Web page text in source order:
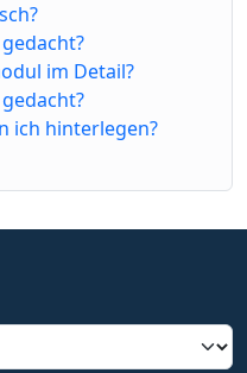
im Detail?
ich hinterlegen?